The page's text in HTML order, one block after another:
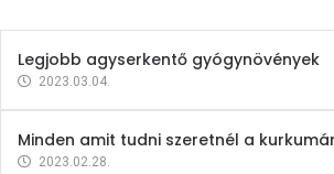
Legjobb agyserkentő gyógynövények
2023.03.04.
Minden amit tudni szeretnél a
2023.02.28.